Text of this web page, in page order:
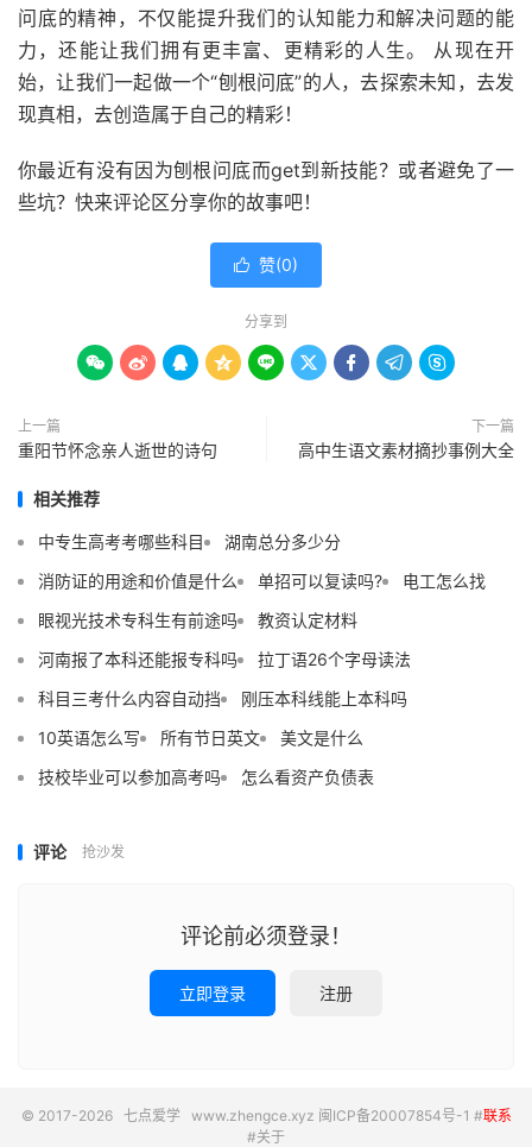
问底的精神，不仅能提升我们的认知能力和解决问题的能
力，还能让我们拥有更丰富、更精彩的人生。 从现在开
始，让我们一起做一个“刨根问底”的人，去探索未知，去发
现真相，去创造属于自己的精彩！
你最近有没有因为刨根问底而get到新技能？或者避免了一
些坑？快来评论区分享你的故事吧！
 赞(0)
分享到
        
上一篇
重阳节怀念亲人逝世的诗句
下一篇
高中生语文素材摘抄事例大全
相关推荐
中专生高考考哪些科目
湖南总分多少分
消防证的用途和价值是什么
单招可以复读吗?
电工怎么找
眼视光技术专科生有前途吗
教资认定材料
河南报了本科还能报专科吗
拉丁语26个字母读法
科目三考什么内容自动挡
刚压本科线能上本科吗
10英语怎么写
所有节日英文
美文是什么
技校毕业可以参加高考吗
怎么看资产负债表
评论 抢沙发
评论前必须登录！
立即登录 注册
© 2017-2026 七点爱学www.zhengce.xyz 闽ICP备20007854号-1 #联系
#关于